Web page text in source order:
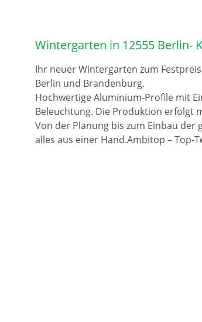
Wintergarten in 12555 Berlin-
Ihr neuer Wintergarten zum
Berlin und Brandenburg.
Hochwertige Aluminium-Profile mit
Beleuchtung. Die Produktion erfolgt
Von der Planung bis zum Einbau
alles aus einer Hand.Ambitop – Top-